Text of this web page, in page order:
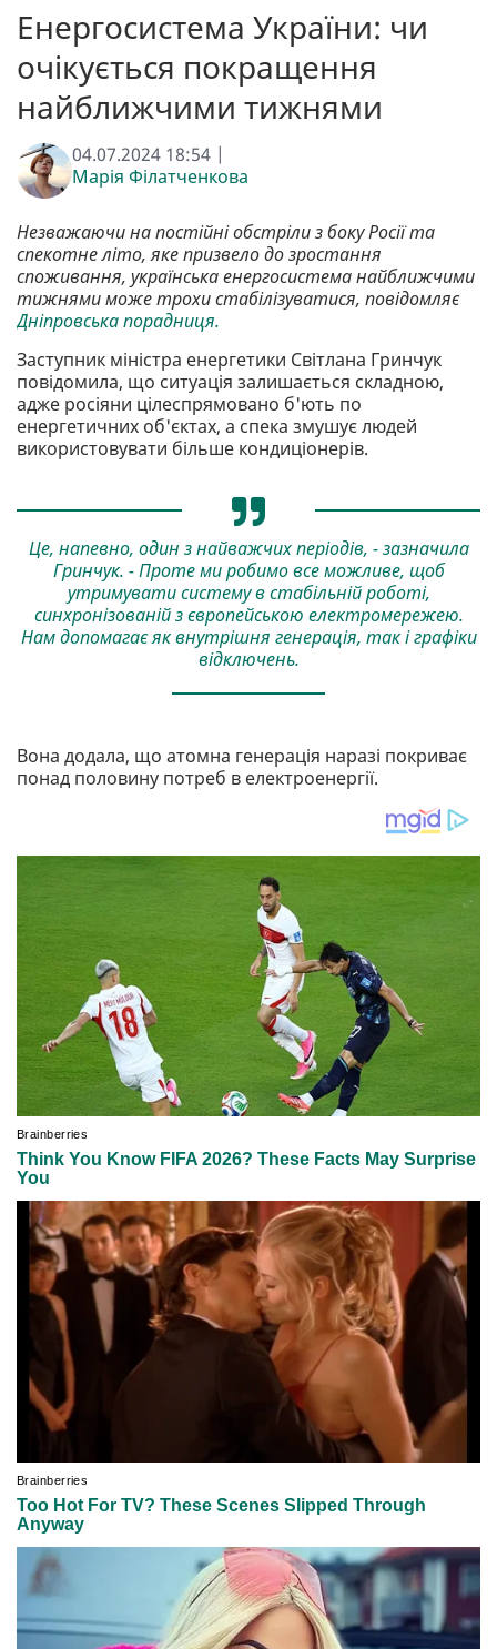
Енергосистема України: чи
очікується покращення
найближчими тижнями
04.07.2024 18:54 |
Марія Філатченкова
Незважаючи на постійні обстріли з боку Росії та
спекотне літо, яке призвело до зростання
споживання, українська енергосистема найближчими
тижнями може трохи стабілізуватися, повідомляє
Дніпровська порадниця.
Заступник міністра енергетики Світлана Гринчук
повідомила, що ситуація залишається складною,
адже росіяни цілеспрямовано б'ють по
енергетичних об'єктах, а спека змушує людей
використовувати більше кондиціонерів.
Це, напевно, один з найважчих періодів, - зазначила
Гринчук. - Проте ми робимо все можливе, щоб
утримувати систему в стабільній роботі,
синхронізованій з європейською електромережею.
Нам допомагає як внутрішня генерація, так і графіки
відключень.
Вона додала, що атомна генерація наразі покриває
понад половину потреб в електроенергії.